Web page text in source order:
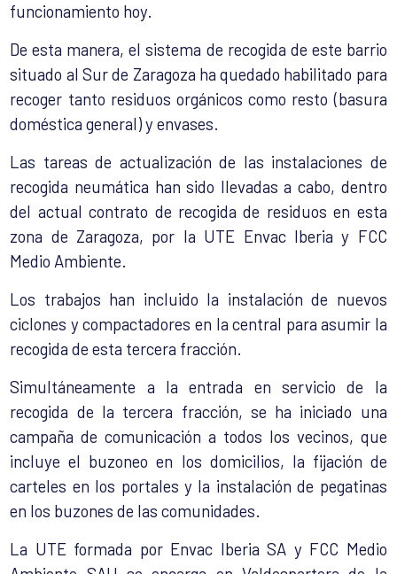
funcionamiento hoy.
De esta manera, el sistema de recogida de este barrio
situado al Sur de Zaragoza ha quedado habilitado para
recoger tanto residuos orgánicos como resto (basura
doméstica general) y envases.
Las tareas de actualización de las instalaciones de
recogida neumática han sido llevadas a cabo, dentro
del actual contrato de recogida de residuos en esta
zona de Zaragoza, por la UTE Envac Iberia y FCC
Medio Ambiente.
Los trabajos han incluido la instalación de nuevos
ciclones y compactadores en la central para asumir la
recogida de esta tercera fracción.
Simultáneamente a la entrada en servicio de la
recogida de la tercera fracción, se ha iniciado una
campaña de comunicación a todos los vecinos, que
incluye el buzoneo en los domicilios, la fijación de
carteles en los portales y la instalación de pegatinas
en los buzones de las comunidades.
La UTE formada por Envac Iberia SA y FCC Medio